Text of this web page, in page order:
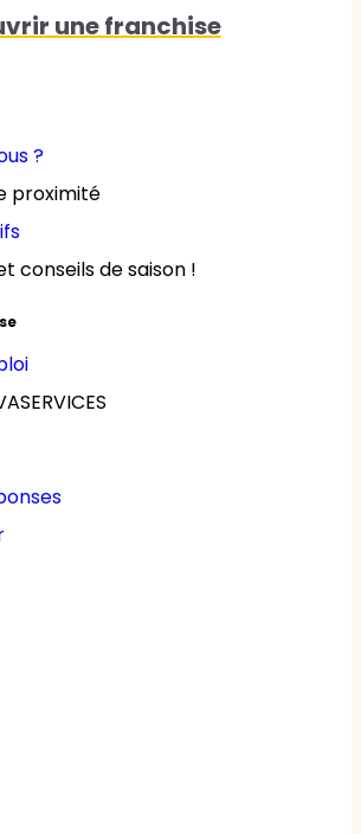
?
proximité
conseils de saison !
une franchise